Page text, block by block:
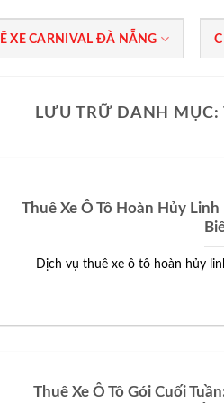
XE CARNIVAL ĐÀ NẴNG
LƯU TRỮ DANH MỤC:
Thuê Xe Ô Tô Hoàn Hủy
Dịch vụ thuê xe ô tô hoàn hủy
Thuê Xe Ô Tô Gói Cuối